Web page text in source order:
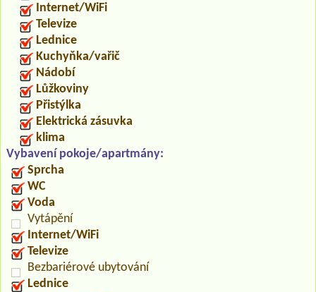
Internet/WiFi
Televize
Lednice
Kuchyňka/vařič
Nádobí
Lůžkoviny
Přistýlka
Elektrická zásuvka
klima
Vybavení pokoje/apartmány:
Sprcha
WC
Voda
Vytápění
Internet/WiFi
Televize
Bezbariérové ubytování
Lednice